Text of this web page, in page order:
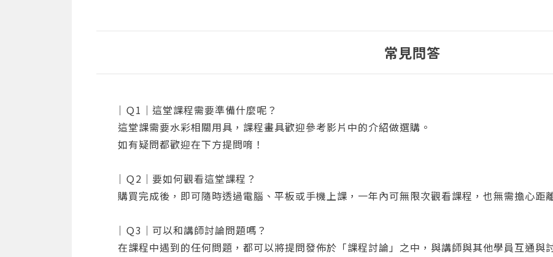
常見問答
｜Ｑ1｜這堂課程需要準備什麼呢？
這堂課需要水彩相關用具，課程畫具歡迎參考影片中的介紹做選購。
如有疑問都歡迎在下方提問唷！
｜Ｑ2｜要如何觀看這堂課程？
購買完成後，即可隨時透過電腦、平板或手機上課，一年內可無限次觀看課程，也無需擔心距
｜Ｑ3｜可以和講師討論問題嗎？
在課程中遇到的任何問題，都可以將提問發佈於「課程討論」之中，與講師與其他學員互通與